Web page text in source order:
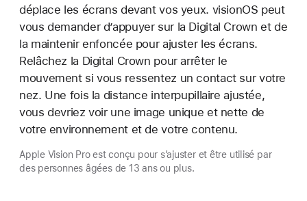
déplace les écrans devant vos yeux. visionOS peut
vous demander d’appuyer sur la Digital Crown et de
la maintenir enfoncée pour ajuster les écrans.
Relâchez la Digital Crown pour arrêter le
mouvement si vous ressentez un contact sur votre
nez. Une fois la distance interpupillaire ajustée,
vous devriez voir une image unique et nette de
votre environnement et de votre contenu.
Apple Vision Pro est conçu pour s’ajuster et être utilisé par
des personnes âgées de 13 ans ou plus.